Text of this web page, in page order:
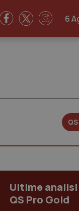
6
Ultime analisi
QS Pro Gold